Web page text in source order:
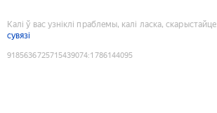
Калі ў вас узніклі праблемы, калі ласка, скарыстайце
сувязі
9185636725715439074:1786144095